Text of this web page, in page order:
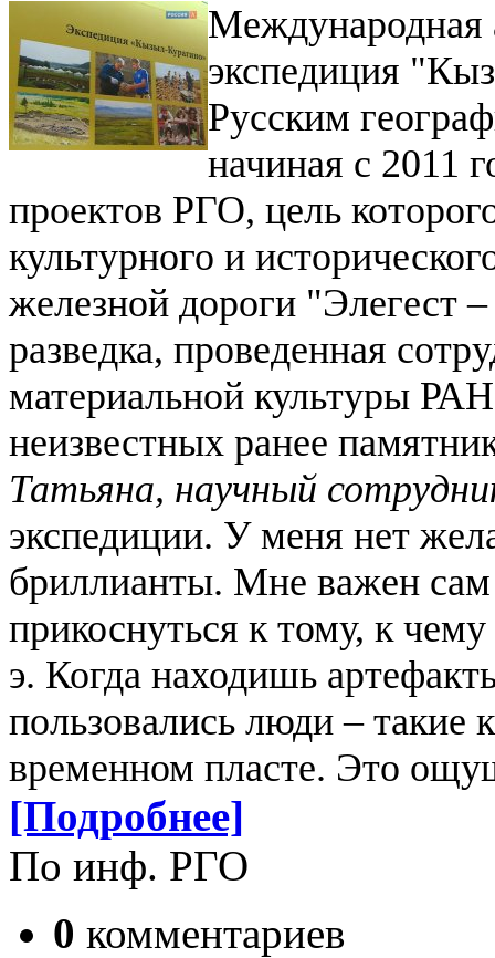
Международная
экспедиция
Русским
начиная с 2011
проектов РГО, цель
культурного и
железной дороги "Элегест
разведка, проведенная
материальной культуры
неизвестных ранее
Татьяна, научный
экспедиции. У меня нет
бриллианты. Мне важен сам
прикоснуться к тому, к
э. Когда находишь
пользовались люди – такие
временном пласте. Это
[Подробнее]
По инф. РГО
0 комментариев